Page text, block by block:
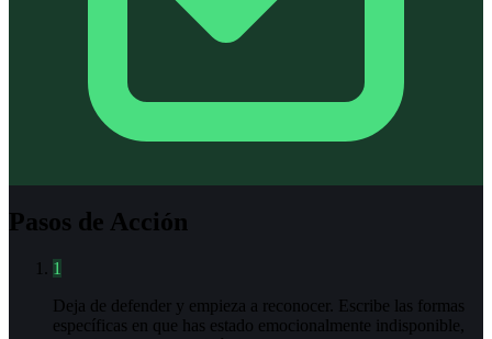
Pasos de Acción
1
Deja de defender y empieza a reconocer. Escribe las formas
específicas en que has estado emocionalmente indisponible,